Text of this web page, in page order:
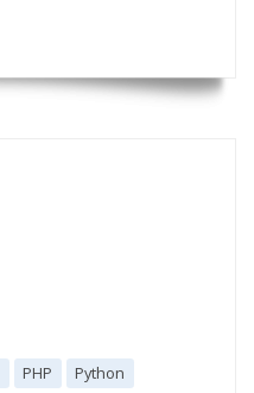
PHP
Python